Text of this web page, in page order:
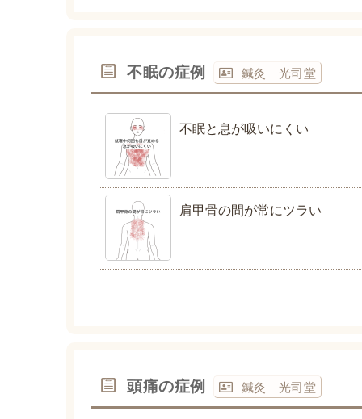
不眠の症例 鍼灸 光司堂
不眠と息が吸いにくい
肩甲骨の間が常にツラい
頭痛の症例 鍼灸 光司堂